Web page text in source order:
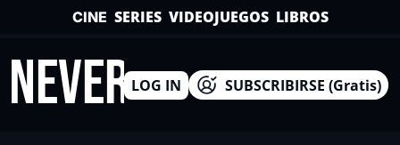
CINE SERIES VIDEOJUEGOS LIBROS
LOG IN SUBSCRIBIRSE (Gratis)